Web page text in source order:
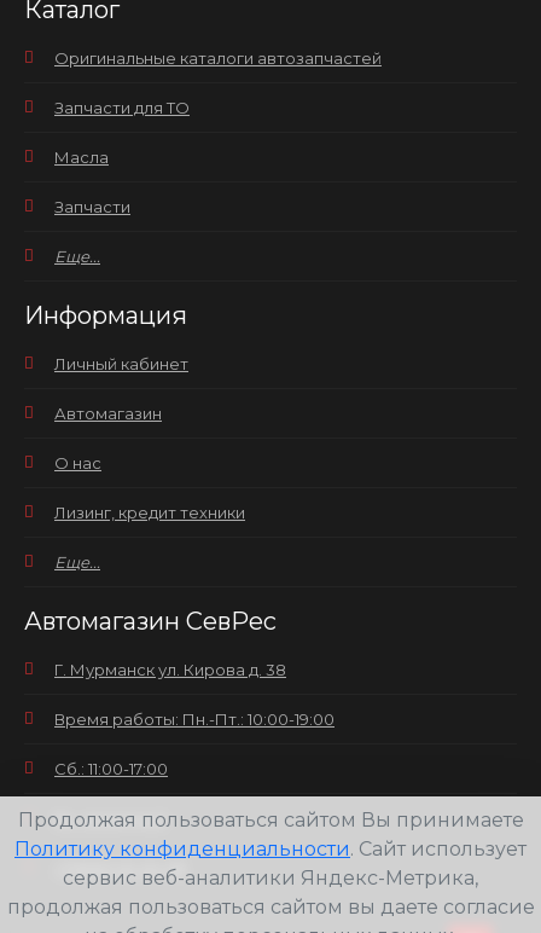
Каталог
Оригинальные каталоги автозапчастей
Запчасти для ТО
Масла
Запчасти
Еще...
Информация
Личный кабинет
Автомагазин
О нас
Лизинг, кредит техники
Еще...
Автомагазин СевРес
Г. Мурманск ул. Кирова д. 38
Время работы: Пн.-Пт.: 10:00-19:00
Сб.: 11:00-17:00
Вс.: выходной
+7(8152) 25-30-58
Продолжая пользоваться сайтом Вы принимаете
Политику конфиденциальности. Сайт использует
сервис веб-аналитики Яндекс-Метрика,
продолжая пользоваться сайтом вы даете согласие